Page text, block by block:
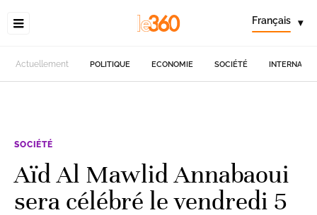
Français ▾
Actuellement POLITIQUE ECONOMIE SOCIÉTÉ
SOCIÉTÉ
Aïd Al Mawlid Annabaoui
sera célébré le vendredi 5